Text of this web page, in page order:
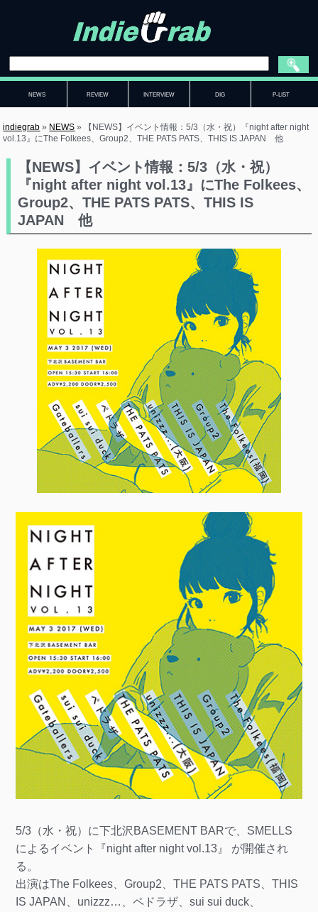
NEWS REVIEW INTERVIEW DIG P-LIST
indiegrab » NEWS »
【NEWS】イベント情報：5/3（水・祝）『night after night
vol.13』にThe Folkees、Group2、THE PATS PATS、THIS IS JAPAN 他
【NEWS】イベント情報：5/3（水・祝）
『night after night vol.13』にThe Folkees、
Group2、THE PATS PATS、THIS IS
JAPAN 他
5/3（水・祝）に下北沢BASEMENT BARで、SMELLS
によるイベント『night after night vol.13』 が開催され
る。
出演はThe Folkees、Group2、THE PATS PATS、THIS
IS JAPAN、unizzz…、ペドラザ、sui sui duck、